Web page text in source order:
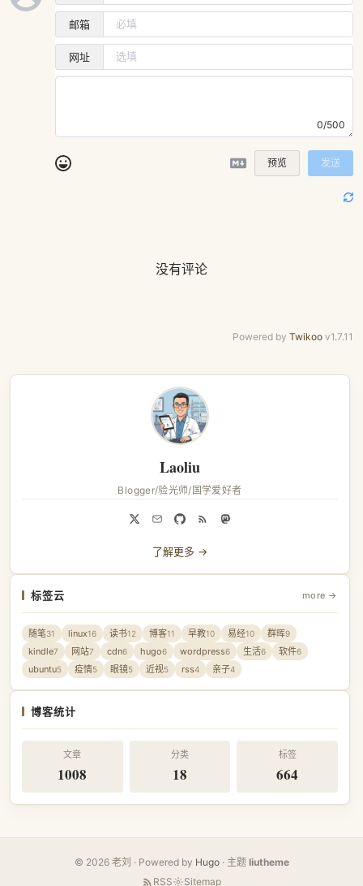
邮箱
网址
0/500
预览 发送
没有评论
Powered by Twikoo v1.7.11
Laoliu
Blogger/验光师/国学爱好者
了解更多 →
标签云 more →
随笔31 linux16 读书12 博客11 早教10 易经10 群晖9
kindle7 网站7 cdn6 hugo6 wordpress6 生活6 软件6
ubuntu5 疫情5 眼镜5 近视5 rss4 亲子4
博客统计
文章
1008
分类
18
标签
664
© 2026 老刘 · Powered by Hugo· 主题 liutheme
RSS
Sitemap